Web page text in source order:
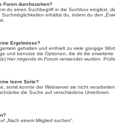
Foren durchsuchen?
du einen Suchbegriff in die Suchbox eingibst,
erhältst du, indem du den
Ergebnisse?
gehalten und enthielt zu viele gängige
und benutze die Optionen, die dir die
hier nirgends im Forum verwendet wurden.
leere Seite?
somit konnte der Webserver sie nicht
die Suche auf verschiedene Unterforen.
„Nach einem Mitglied suchen“.